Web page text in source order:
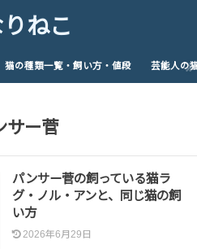
りねこ
猫の種類一覧・飼い方・値段 芸能人の
サー菅
パンサー菅の飼っている猫ラ
グ・ノル・アンと、同じ猫の飼
い方
2026年6月29日